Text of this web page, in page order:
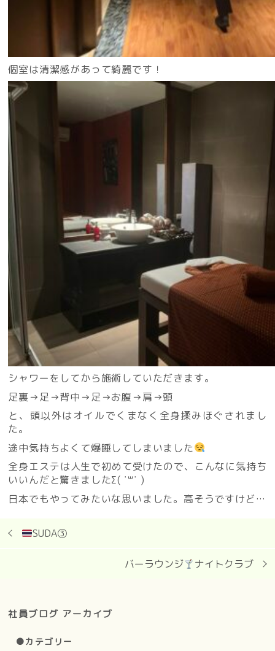
個室は清潔感があって綺麗です！
シャワーをしてから施術していただきます。
足裏→足→背中→足→お腹→肩→頭
と、頭以外はオイルでくまなく全身揉みほぐされまし
た。
途中気持ちよくて爆睡してしまいました
全身エステは人生で初めて受けたので、こんなに気持ち
いいんだと驚きましたΣ( ˙꒳​˙ )
日本でもやってみたいな思いました。高そうですけど…
SUDA③
バーラウンジ ナイトクラブ
社員ブログ アーカイブ
●カテゴリー